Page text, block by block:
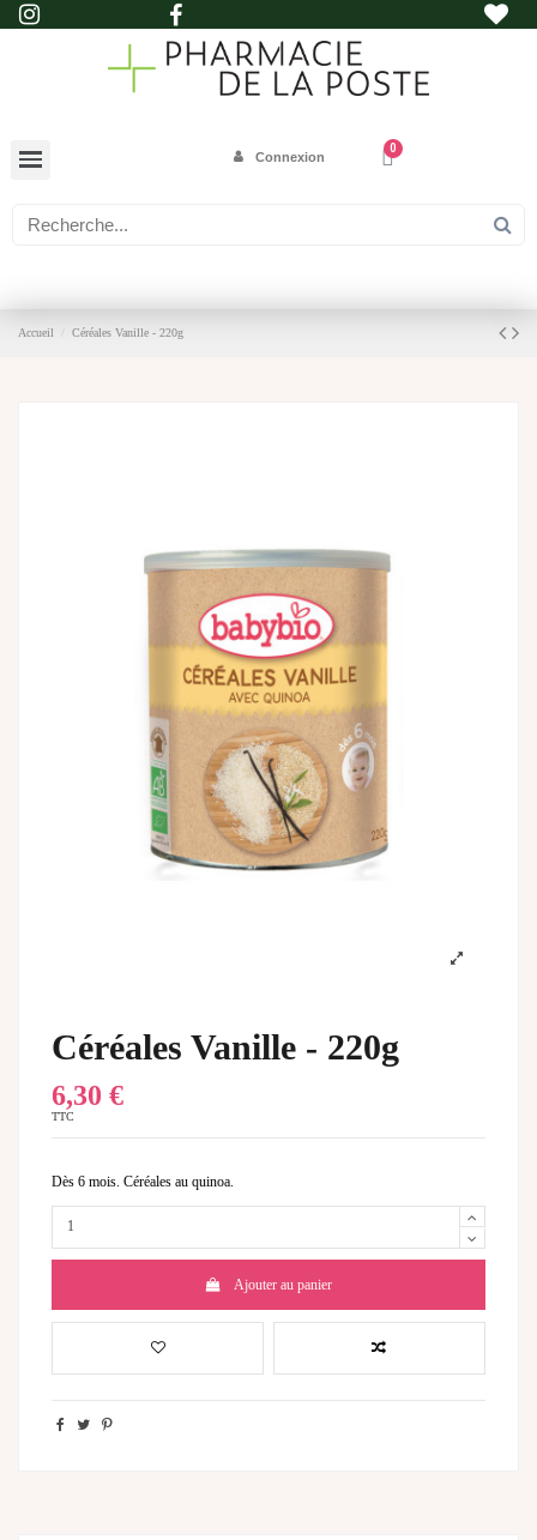
Connexion
Accueil Céréales Vanille - 220g
Céréales Vanille - 220g
6,30 €
TTC
Dès 6 mois. Céréales au quinoa.
Ajouter au panier